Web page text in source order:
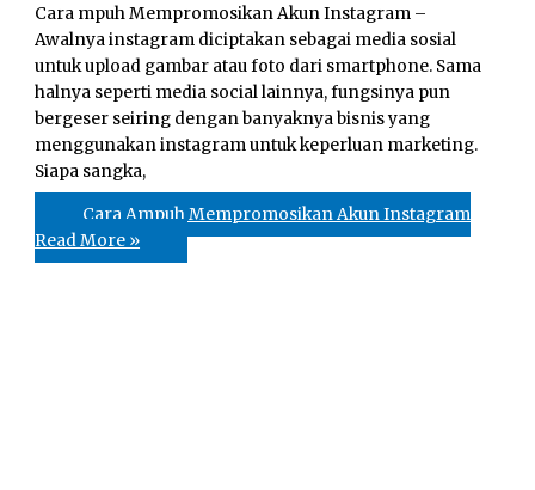
Cara mpuh Mempromosikan Akun Instagram –
Awalnya instagram diciptakan sebagai media sosial
untuk upload gambar atau foto dari smartphone. Sama
halnya seperti media social lainnya, fungsinya pun
bergeser seiring dengan banyaknya bisnis yang
menggunakan instagram untuk keperluan marketing.
Siapa sangka,
Cara Ampuh Mempromosikan Akun Instagram
Read More »